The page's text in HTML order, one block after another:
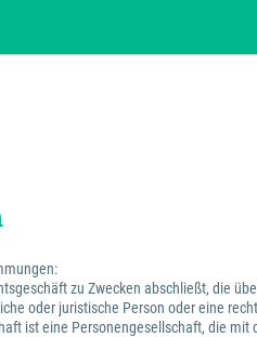
zu Zwecken abschließt, die
oder juristische Person oder eine
ist eine Personengesellschaft, die